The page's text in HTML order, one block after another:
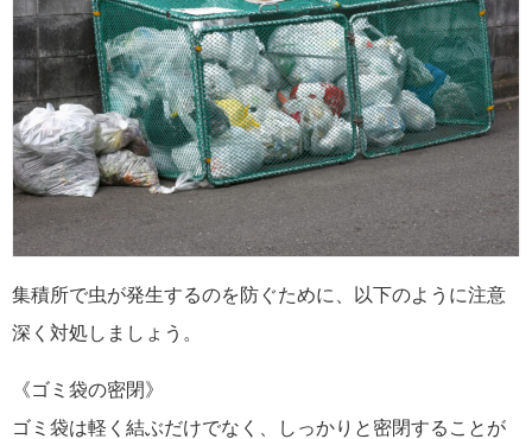
集積所で虫が発生するのを防ぐために、以下のように注意
深く対処しましょう。
《ゴミ袋の密閉》
ゴミ袋は軽く結ぶだけでなく、しっかりと密閉することが